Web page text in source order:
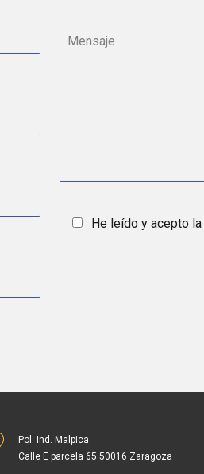
He leído y acepto la
Pol. Ind. Malpica
Calle E parcela 65 50016 Zaragoza